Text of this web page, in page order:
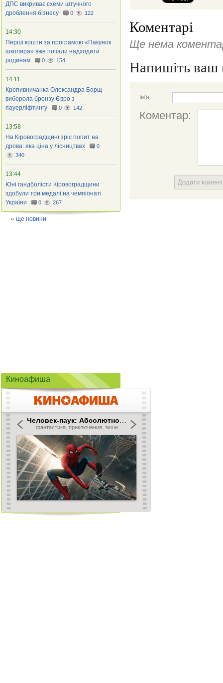
Коментарі
Ще нема
Напишіть ваш
Ім'я:
Коментар:
Додати
ДПС викриває схеми штучного
дроблення бізнесу
0 122
14:30
Перші кошти за програмою «Пакунок
школяра» вже почали надходити
родинам
0 154
14:11
Кропивничанка Олександра Борщ
виборола бронзу Євро з
пауерліфтингу
0 142
13:58
На Кіровоградщині зріс попит на
дрова: яка ціна у лісництвах
0
340
13:44
Юні гандболісти Кіровоградщини
здобули три медалі на чемпіонаті
України
0 267
ще новини
Киноафиша